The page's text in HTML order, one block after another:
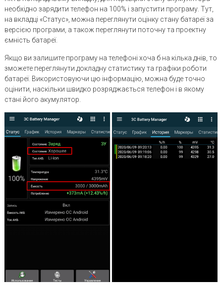
необхідно зарядити телефон на 100% і запустити програму. Тут,
на вкладці «Статус», можна переглянути оцінку стану батареї за
версією програми, а також переглянути поточну та проектну
ємність батареї.
Якщо ви залишите програму на телефоні хоча б на кілька днів, то
зможете переглянути докладну статистику та графіки роботи
батареї. Використовуючи цю інформацію, можна буде точно
оцінити, наскільки швидко розряджається телефон і в якому
стані його акумулятор.